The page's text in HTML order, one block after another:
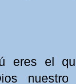
eres el